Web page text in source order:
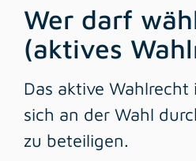
Wer darf
(aktives
Das aktive Wahlrecht
sich an der Wahl
zu beteiligen.